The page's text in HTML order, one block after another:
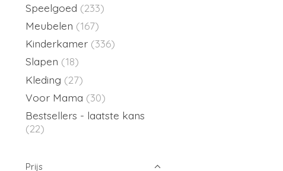
Speelgoed (233)
Meubelen (167)
Kinderkamer (336)
Slapen (18)
Kleding (27)
Voor Mama (30)
Bestsellers - laatste kans
(22)
Prijs